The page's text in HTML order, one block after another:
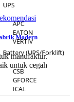
UPS
APC
EATON
VERTIV
Battery (UPS/Forklift)
CSB
GFORCE
ICAL
Modern
manufaktur.
untuk cegah